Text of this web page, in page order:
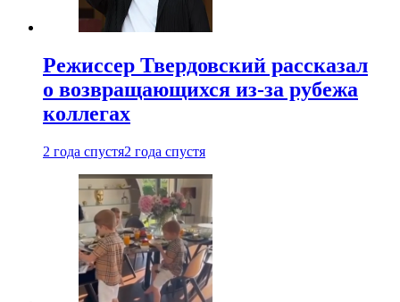
Режиссер Твердовский рассказал
о возвращающихся из-за рубежа
коллегах
2 года спустя2 года спустя